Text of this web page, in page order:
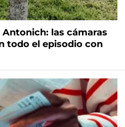
las cámaras
todo el episodio con